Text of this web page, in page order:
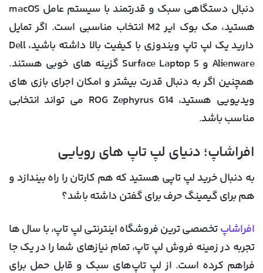
دنبال دستگاهی سبک و قدرتمند با سیستم عامل macOS
هستید، مک بوک ایر M2 انتخاب مناسبی است. اگر تمایل
دارید یک لپ تاپ ویندوزی با کیفیت بالا داشته باشید، Dell
Alienware و Surface Laptop 5 گزینه های خوبی هستند.
همچنین اگر به دنبال قدرت بیشتر و امکان اجرای بازی های
ویدیویی هستید، ROG Zephyrus G14 می تواند انتخابی
مناسب باشد.
افراشاپ؛ دنیای لپ تاپ های رویایی
به دنبال خرید لپ تاپی هستید که هم کارتان را راه بیندازد و
هم برای گیمینگ حرف برای گفتن داشته باشد؟
افراشاپتخصصی ترین فروشگاه اینترنتی لپ تاپ، با سال ها
تجربه در زمینه فروش لپ تاپ، تمام نیازهای شما را در یک جا
فراهم کرده است. از لپ تاپ‌های سبک و قابل حمل برای